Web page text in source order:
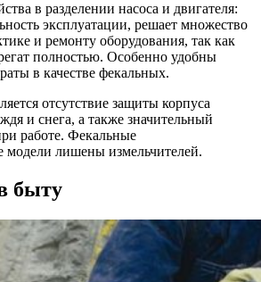
в разделении насоса и двигателя:
эксплуатации, решает множество
и ремонту оборудования, так как
полностью. Особенно удобны
в качестве фекальных.
отсутствие защиты корпуса
и снега, а также значительный
работе. Фекальные
модели лишены измельчителей.
быту